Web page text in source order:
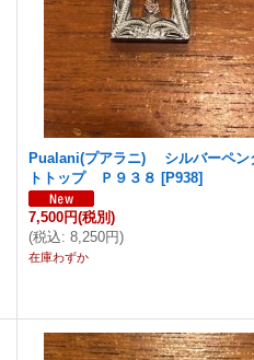
Pualani(プアラニ) シルバーペン
トトップ Ｐ９３８ [P938]
7,500円(税別)
(税込: 8,250円)
在庫わずか